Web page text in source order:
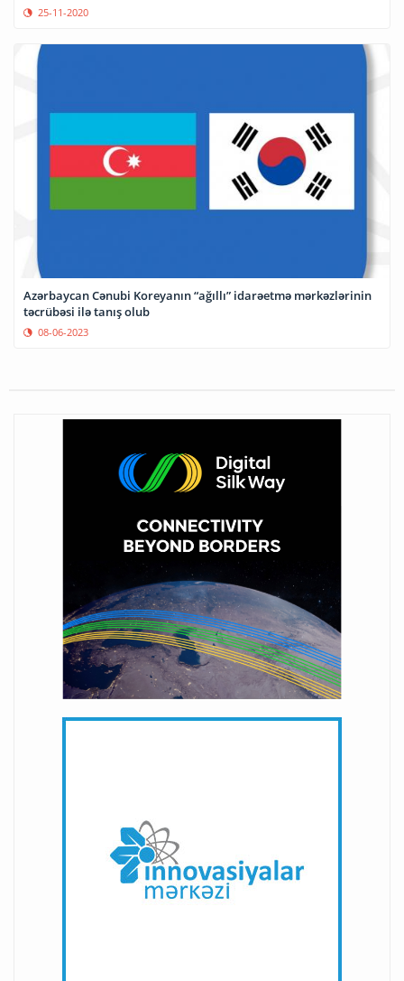
25-11-2020
Azərbaycan Cənubi Koreyanın “ağıllı” idarəetmə mərkəzlərinin
təcrübəsi ilə tanış olub
08-06-2023